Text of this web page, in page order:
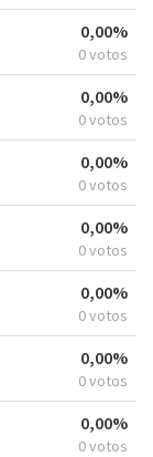
0,00%
0 votos
0,00%
0 votos
0,00%
0 votos
0,00%
0 votos
0,00%
0 votos
0,00%
0 votos
0,00%
0 votos